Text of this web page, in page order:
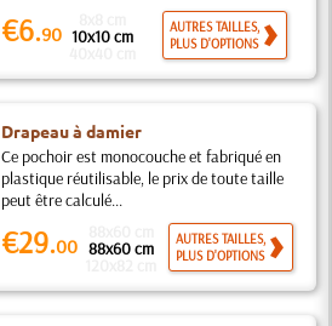
€6.90 10x10 cm
AUTRES TAILLES,
PLUS D'OPTIONS
Drapeau à damier
Ce pochoir est monocouche et fabriqué en
plastique réutilisable, le prix de toute taille
peut être calculé...
€29.00 88x60 cm
AUTRES TAILLES,
PLUS D'OPTIONS